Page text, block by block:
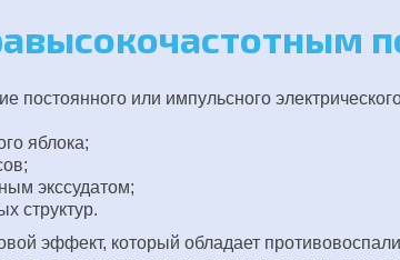
постоянного или импульсного
яблока;
экссудатом;
структур.
эффект, который обладает